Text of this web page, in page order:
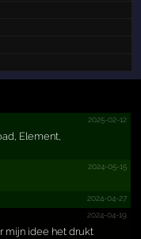
2025-02-12
Element,
2024-05-15
2024-04-27
2024-04-19
mijn idee het drukt